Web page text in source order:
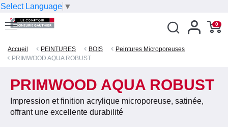
Select Language ▼
0
Accueil PEINTURES BOIS
Peintures Microporeuses
PRIMWOOD AQUA ROBUST
PRIMWOOD AQUA ROBUST
Impression et finition acrylique microporeuse, satinée,
offrant une excellente durabilité